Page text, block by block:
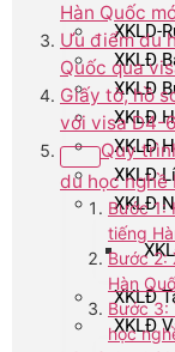
XKLD-
XKLĐ
XKLĐ
XKLĐ
XKLĐ
XKLĐ
XKLĐ
XKLĐ
XKLĐ
Hàn Quốc
Ưu điểm du
Quốc qua
Giấy tờ, hồ
với visa D4-
Quy
du học nghề
Bước 1:
tiếng
Bước 2:
Hàn
Bước 3:
học